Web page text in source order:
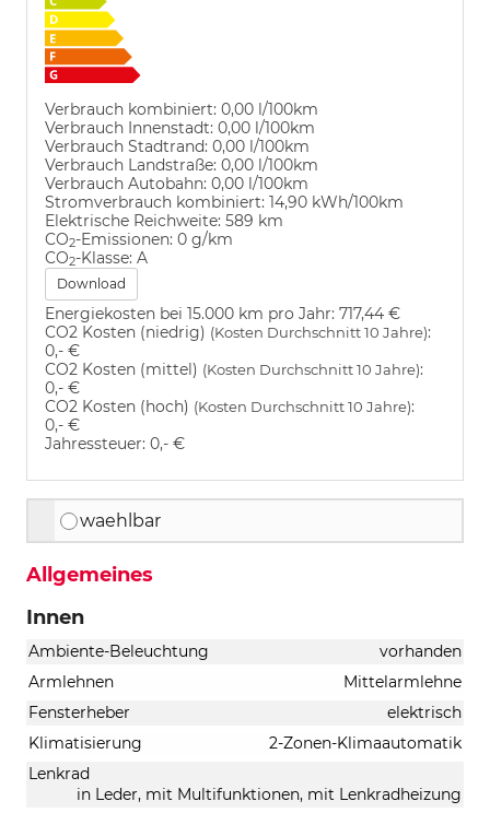
Verbrauch kombiniert: 0,00 l/100km
Verbrauch Innenstadt: 0,00 l/100km
Verbrauch Stadtrand: 0,00 l/100km
Verbrauch Landstraße: 0,00 l/100km
Verbrauch Autobahn: 0,00 l/100km
Stromverbrauch kombiniert: 14,90 kWh/100km
Elektrische Reichweite: 589 km
CO2-Emissionen: 0 g/km
CO2-Klasse: A
Download
Energiekosten bei 15.000 km pro Jahr: 717,44 €
CO2 Kosten (niedrig) (Kosten Durchschnitt 10 Jahre):
0,- €
CO2 Kosten (mittel) (Kosten Durchschnitt 10 Jahre):
0,- €
CO2 Kosten (hoch) (Kosten Durchschnitt 10 Jahre):
0,- €
Jahressteuer: 0,- €
waehlbar
Allgemeines
Innen
Ambiente-Beleuchtung
vorhanden
Armlehnen
Mittelarmlehne
Fensterheber
elektrisch
Klimatisierung
2-Zonen-Klimaautomatik
Lenkrad
in Leder, mit Multifunktionen, mit Lenkradheizung